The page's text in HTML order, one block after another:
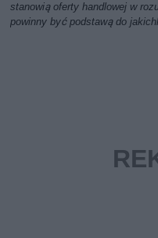
stanowią oferty handlowej w
powinny być podstawą do